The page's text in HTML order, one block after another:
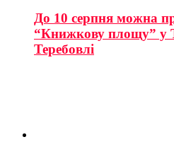
До 10 серпня можна
“Книжкову площу” у
Теребовлі